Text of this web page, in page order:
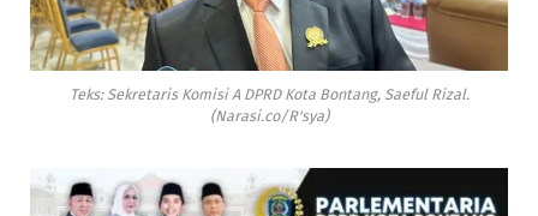
Teks: Sekretaris Komisi A DPRD Kota Bontang, Saeful Rizal.
(Narasi.co/R'sya)